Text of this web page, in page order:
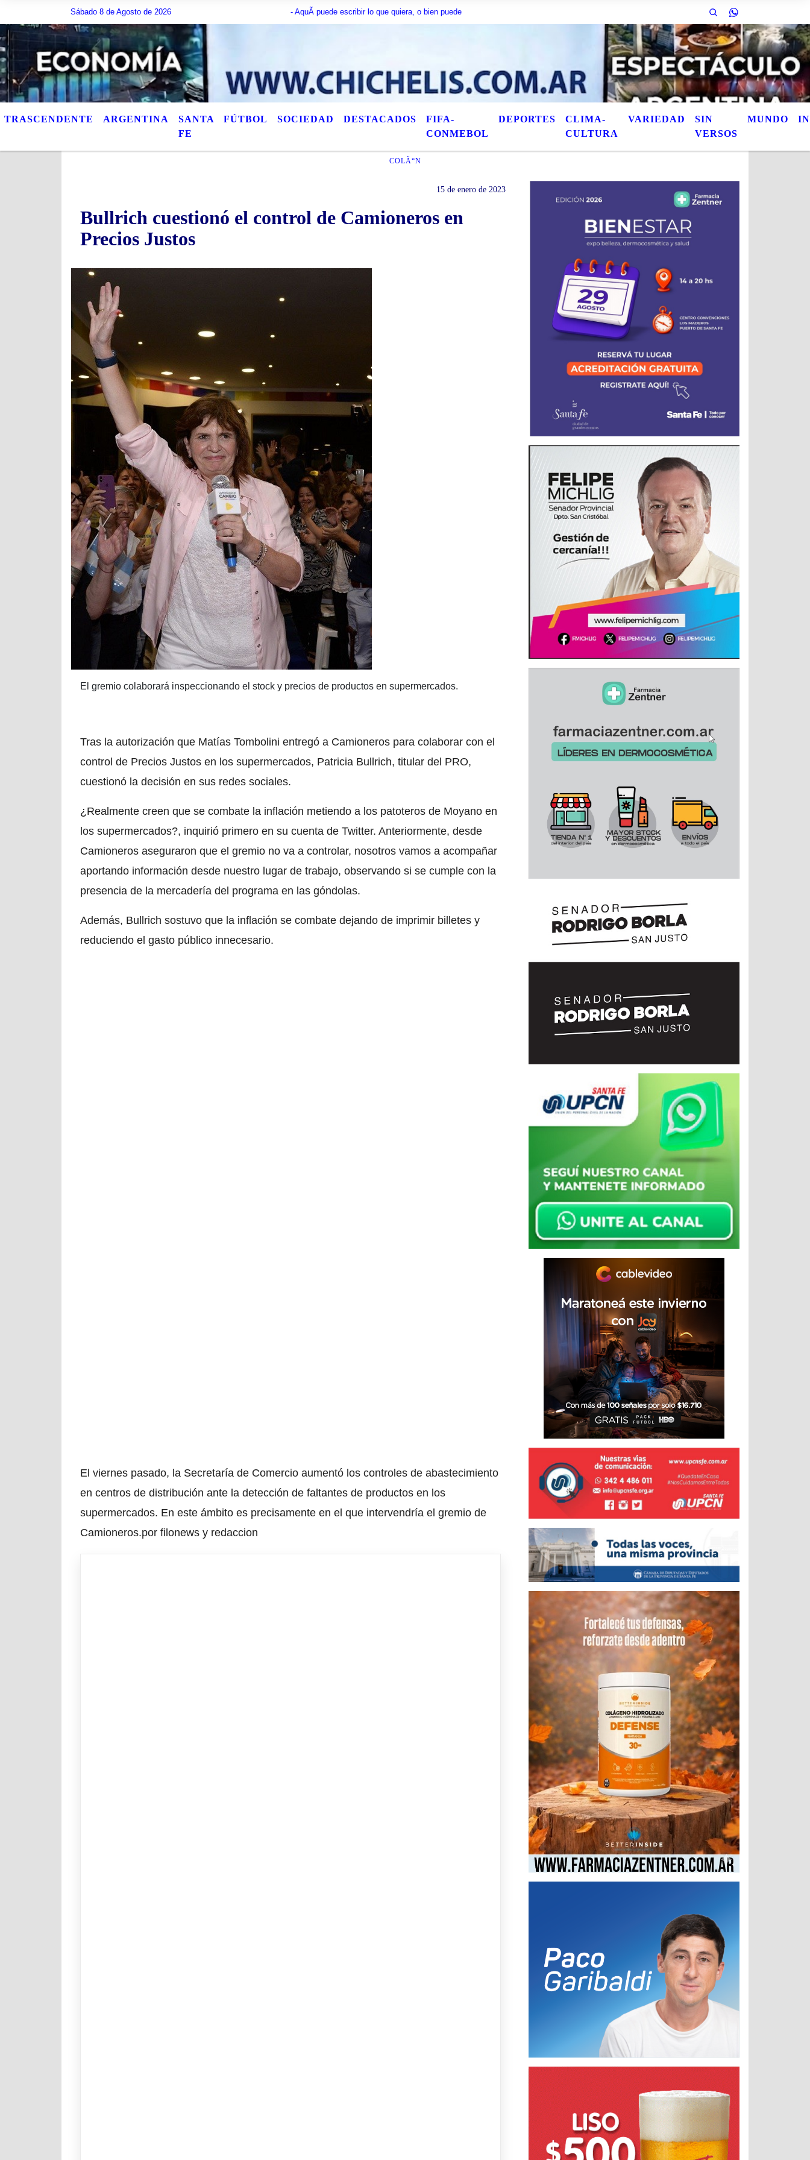
Sábado 8 de Agosto de 2026
Hoy es Sábado 8 de Agosto de 2026 y son las 01:06 - AquÃ­ puede escribir lo que quiera, o bien puede mostrar los Ãºltimos tÃ­tulos de las notas publicadas. Este es el titulo de la nota / Esta es otra nota /
TRASCENDENTE ARGENTINA
SANTA
FE
FÚTBOL SOCIEDAD DESTACADOS
FIFA-
CONMEBOL
DEPORTES
CLIMA-
CULTURA
VARIEDAD
SIN
VERSOS
MUNDO
COLÃ“N
15 de enero de 2023
Bullrich cuestionó el control de Camioneros en
Precios Justos
El gremio colaborará inspeccionando el stock y precios de productos en supermercados.
Tras la autorización que Matías Tombolini entregó a Camioneros para colaborar con el
control de Precios Justos en los supermercados, Patricia Bullrich, titular del PRO,
cuestionó la decisión en sus redes sociales.
¿Realmente creen que se combate la inflación metiendo a los patoteros de Moyano en
los supermercados?, inquirió primero en su cuenta de Twitter. Anteriormente, desde
Camioneros aseguraron que el gremio no va a controlar, nosotros vamos a acompañar
aportando información desde nuestro lugar de trabajo, observando si se cumple con la
presencia de la mercadería del programa en las góndolas.
Además, Bullrich sostuvo que la inflación se combate dejando de imprimir billetes y
reduciendo el gasto público innecesario.
El viernes pasado, la Secretaría de Comercio aumentó los controles de abastecimiento
en centros de distribución ante la detección de faltantes de productos en los
supermercados. En este ámbito es precisamente en el que intervendría el gremio de
Camioneros.por filonews y redaccion